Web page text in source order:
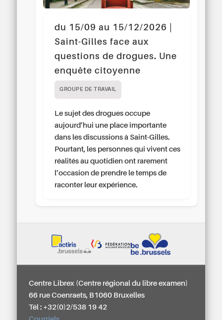
du 15/09 au 15/12/2026 |
Saint-Gilles face aux
questions de drogues. Une
enquête citoyenne
GROUPE DE TRAVAIL
Le sujet des drogues occupe
aujourd’hui une place importante
dans les discussions à Saint-Gilles.
Pourtant, les personnes qui vivent ces
réalités au quotidien ont rarement
l’occasion de prendre le temps de
raconter leur expérience.
Centre Librex (Centre régional du libre examen)
66 rue Coenraets, B1060 Bruxelles
Tél : +32(0)2/538 19 42